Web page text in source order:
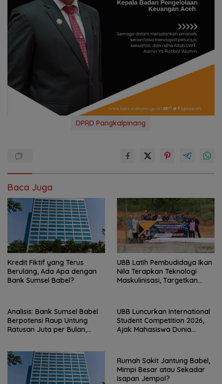
DPRD Pangkalpinang
Baca Juga
Kredit Fiktif yang Terus
Berulang, Ada Apa dengan
Bank Sumsel Babel?
UBB Latih Pembudidaya Ikan
Nila Terapkan Teknologi
Maskulinisasi, Targetkan
Analisis: Bank Sumsel Babel
Berpotensi Raup Untung
Ratusan Juta per Bulan,
M?
UBB Luncurkan International
Student Competition 2026,
Ajak Mahasiswa Dunia
Rumah Sakit Jantung Babel,
Mimpi Besar atau Sekadar
Isapan Jempol?